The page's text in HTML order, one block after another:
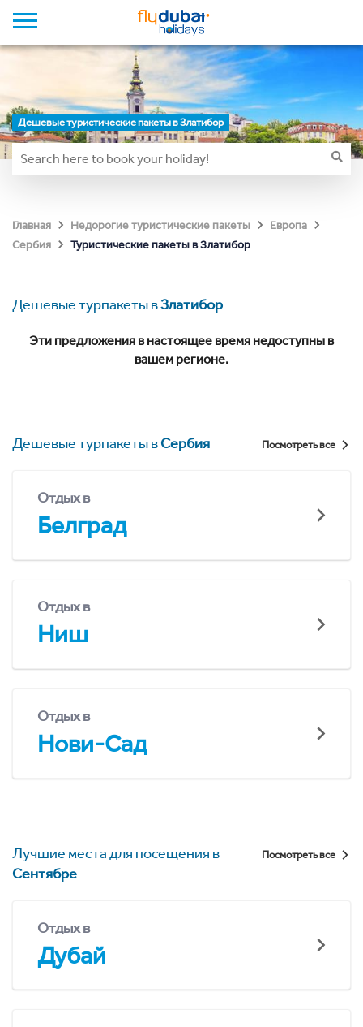
Дешевые туристические пакеты в Златибор
Главная Недорогие туристические пакеты
Европа
Сербия
Туристические пакеты в Златибор
Дешевые турпакеты вЗлатибор
Эти предложения в настоящее время недоступны в
вашем регионе.
Дешевые турпакеты вСербия Посмотреть все
Отдых в
Белград
Отдых в
Ниш
Отдых в
Нови-Сад
Лучшие места для посещения в
Сентябре
Посмотреть все
Отдых в
Дубай